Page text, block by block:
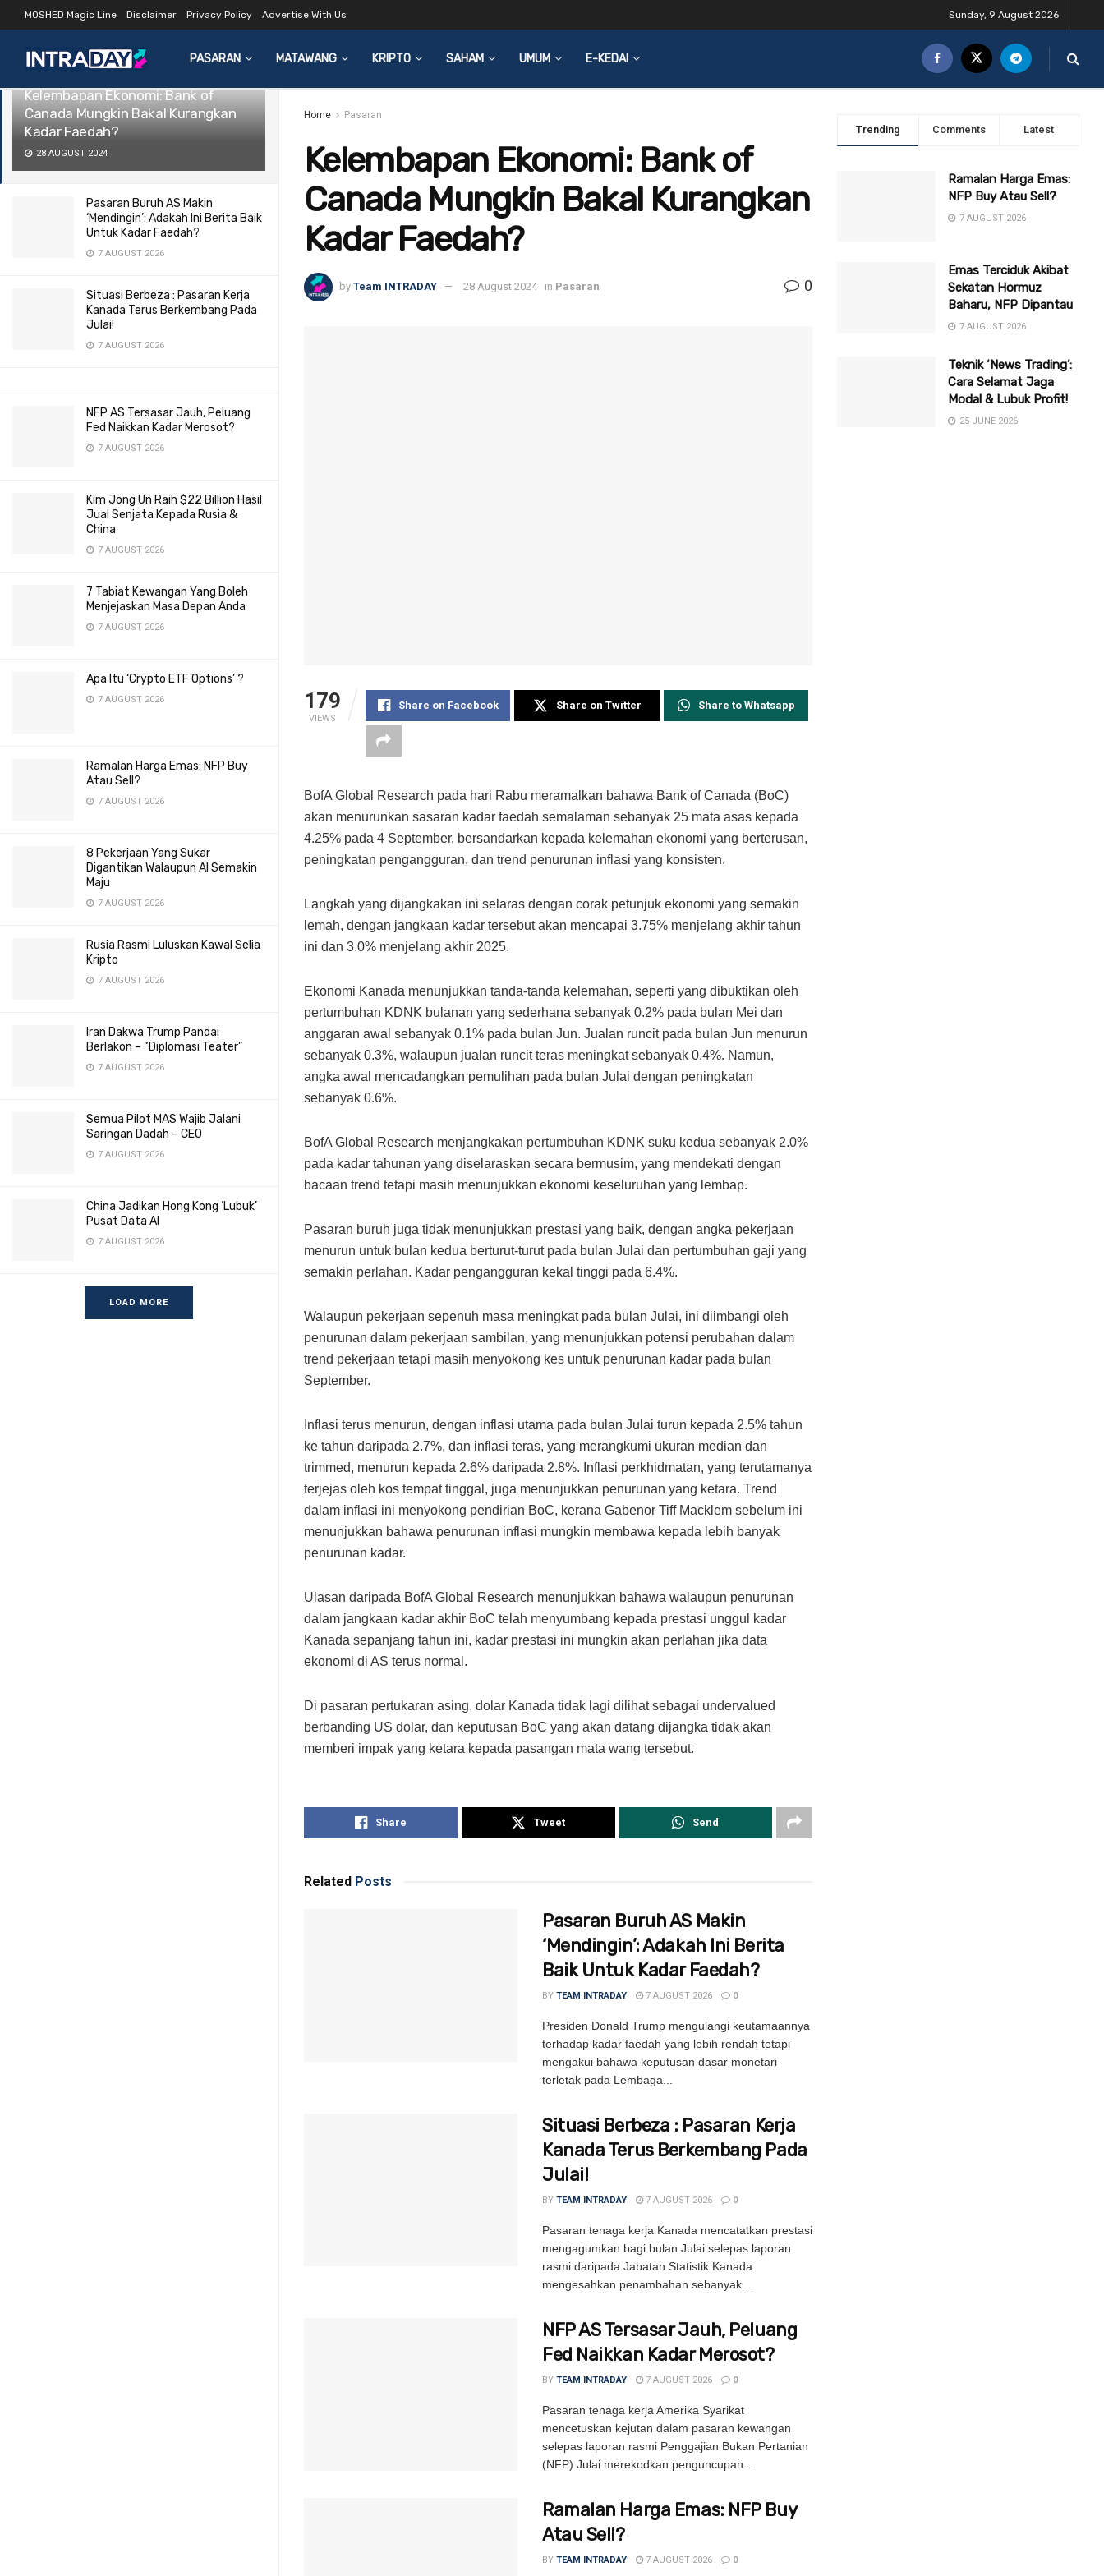
LATEST TRENDING Filter
Kelembapan Ekonomi: Bank of
Canada Mungkin Bakal Kurangkan
Kadar Faedah?
28 AUGUST 2024
Pasaran Buruh AS Makin
‘Mendingin’: Adakah Ini Berita Baik
Untuk Kadar Faedah?
7 AUGUST 2026
Situasi Berbeza : Pasaran Kerja
Kanada Terus Berkembang Pada
Julai!
7 AUGUST 2026
NFP AS Tersasar Jauh, Peluang
Fed Naikkan Kadar Merosot?
7 AUGUST 2026
Kim Jong Un Raih $22 Billion Hasil
Jual Senjata Kepada Rusia &
China
7 AUGUST 2026
7 Tabiat Kewangan Yang Boleh
Menjejaskan Masa Depan Anda
7 AUGUST 2026
Apa Itu ‘Crypto ETF Options’ ?
7 AUGUST 2026
Ramalan Harga Emas: NFP Buy
Atau Sell?
7 AUGUST 2026
8 Pekerjaan Yang Sukar
Digantikan Walaupun AI Semakin
Maju
7 AUGUST 2026
Rusia Rasmi Luluskan Kawal Selia
Kripto
7 AUGUST 2026
Iran Dakwa Trump Pandai
Berlakon – “Diplomasi Teater”
7 AUGUST 2026
Semua Pilot MAS Wajib Jalani
Saringan Dadah – CEO
7 AUGUST 2026
China Jadikan Hong Kong ‘Lubuk’
Pusat Data AI
7 AUGUST 2026
LOAD MORE
MOSHED Magic Line Disclaimer Privacy Policy Advertise With Us Sunday, 9 August 2026
PASARAN MATAWANG KRIPTO SAHAM UMUM E-KEDAI
Home Pasaran
Kelembapan Ekonomi: Bank of
Canada Mungkin Bakal Kurangkan
Kadar Faedah?
by Team INTRADAY 28 August 2024 in Pasaran 0
179
VIEWS
Share on Facebook Share on Twitter Share to Whatsapp
BofA Global Research pada hari Rabu meramalkan bahawa Bank of Canada (BoC)
akan menurunkan sasaran kadar faedah semalaman sebanyak 25 mata asas kepada
4.25% pada 4 September, bersandarkan kepada kelemahan ekonomi yang berterusan,
peningkatan pengangguran, dan trend penurunan inflasi yang konsisten.
Langkah yang dijangkakan ini selaras dengan corak petunjuk ekonomi yang semakin
lemah, dengan jangkaan kadar tersebut akan mencapai 3.75% menjelang akhir tahun
ini dan 3.0% menjelang akhir 2025.
Ekonomi Kanada menunjukkan tanda-tanda kelemahan, seperti yang dibuktikan oleh
pertumbuhan KDNK bulanan yang sederhana sebanyak 0.2% pada bulan Mei dan
anggaran awal sebanyak 0.1% pada bulan Jun. Jualan runcit pada bulan Jun menurun
sebanyak 0.3%, walaupun jualan runcit teras meningkat sebanyak 0.4%. Namun,
angka awal mencadangkan pemulihan pada bulan Julai dengan peningkatan
sebanyak 0.6%.
BofA Global Research menjangkakan pertumbuhan KDNK suku kedua sebanyak 2.0%
pada kadar tahunan yang diselaraskan secara bermusim, yang mendekati dengan
bacaan trend tetapi masih menunjukkan ekonomi keseluruhan yang lembap.
Pasaran buruh juga tidak menunjukkan prestasi yang baik, dengan angka pekerjaan
menurun untuk bulan kedua berturut-turut pada bulan Julai dan pertumbuhan gaji yang
semakin perlahan. Kadar pengangguran kekal tinggi pada 6.4%.
Walaupun pekerjaan sepenuh masa meningkat pada bulan Julai, ini diimbangi oleh
penurunan dalam pekerjaan sambilan, yang menunjukkan potensi perubahan dalam
trend pekerjaan tetapi masih menyokong kes untuk penurunan kadar pada bulan
September.
Inflasi terus menurun, dengan inflasi utama pada bulan Julai turun kepada 2.5% tahun
ke tahun daripada 2.7%, dan inflasi teras, yang merangkumi ukuran median dan
trimmed, menurun kepada 2.6% daripada 2.8%. Inflasi perkhidmatan, yang terutamanya
terjejas oleh kos tempat tinggal, juga menunjukkan penurunan yang ketara. Trend
dalam inflasi ini menyokong pendirian BoC, kerana Gabenor Tiff Macklem sebelum ini
menunjukkan bahawa penurunan inflasi mungkin membawa kepada lebih banyak
penurunan kadar.
Ulasan daripada BofA Global Research menunjukkan bahawa walaupun penurunan
dalam jangkaan kadar akhir BoC telah menyumbang kepada prestasi unggul kadar
Kanada sepanjang tahun ini, kadar prestasi ini mungkin akan perlahan jika data
ekonomi di AS terus normal.
Di pasaran pertukaran asing, dolar Kanada tidak lagi dilihat sebagai undervalued
berbanding US dolar, dan keputusan BoC yang akan datang dijangka tidak akan
memberi impak yang ketara kepada pasangan mata wang tersebut.
Share Tweet Send
Related Posts
Pasaran Buruh AS Makin
‘Mendingin’: Adakah Ini Berita
Baik Untuk Kadar Faedah?
BY TEAM INTRADAY 7 AUGUST 2026 0
Presiden Donald Trump mengulangi keutamaannya
terhadap kadar faedah yang lebih rendah tetapi
mengakui bahawa keputusan dasar monetari
terletak pada Lembaga...
Situasi Berbeza : Pasaran Kerja
Kanada Terus Berkembang Pada
Julai!
BY TEAM INTRADAY 7 AUGUST 2026 0
Pasaran tenaga kerja Kanada mencatatkan prestasi
mengagumkan bagi bulan Julai selepas laporan
rasmi daripada Jabatan Statistik Kanada
mengesahkan penambahan sebanyak...
NFP AS Tersasar Jauh, Peluang
Fed Naikkan Kadar Merosot?
BY TEAM INTRADAY 7 AUGUST 2026 0
Pasaran tenaga kerja Amerika Syarikat
mencetuskan kejutan dalam pasaran kewangan
selepas laporan rasmi Penggajian Bukan Pertanian
(NFP) Julai merekodkan penguncupan...
Ramalan Harga Emas: NFP Buy
Atau Sell?
BY TEAM INTRADAY 7 AUGUST 2026 0
Trending Comments Latest
Ramalan Harga Emas:
NFP Buy Atau Sell?
7 AUGUST 2026
Emas Terciduk Akibat
Sekatan Hormuz
Baharu, NFP Dipantau
7 AUGUST 2026
Teknik ‘News Trading’:
Cara Selamat Jaga
Modal & Lubuk Profit!
25 JUNE 2026